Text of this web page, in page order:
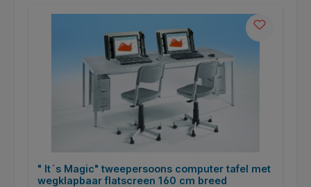
" It´s Magic" tweepersoons computer tafel met
wegklapbaar flatscreen 160 cm breed